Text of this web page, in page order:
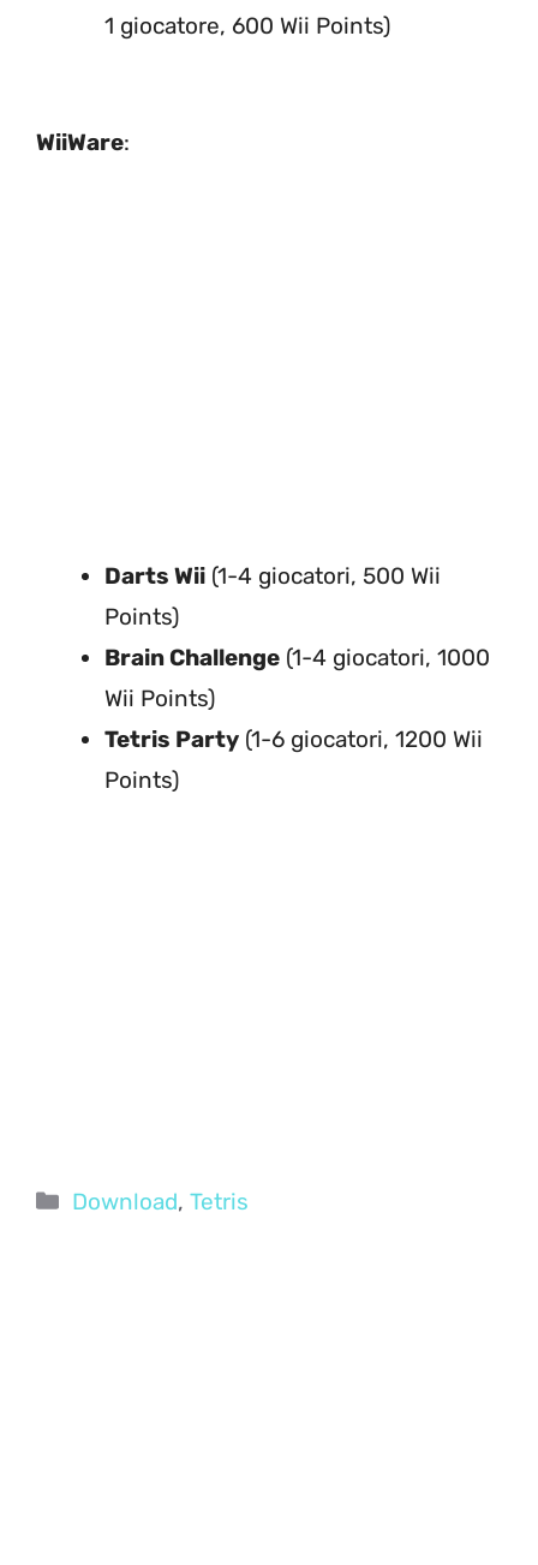
1 giocatore, 600 Wii Points)
WiiWare:
Darts Wii (1-4 giocatori, 500 Wii
Points)
Brain Challenge (1-4 giocatori, 1000
Wii Points)
Tetris Party (1-6 giocatori, 1200 Wii
Points)
Categorie
Download,Tetris